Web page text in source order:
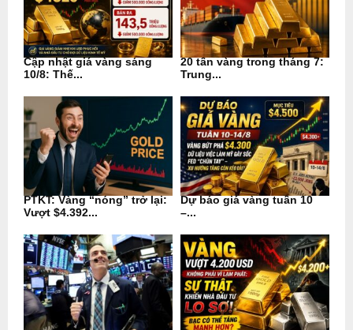
Cập nhật giá vàng sáng
10/8: Thế...
20 tấn vàng trong tháng 7:
Trung...
PTKT: Vàng “nóng” trở lại:
Vượt $4.392...
Dự báo giá vàng tuần 10
–...